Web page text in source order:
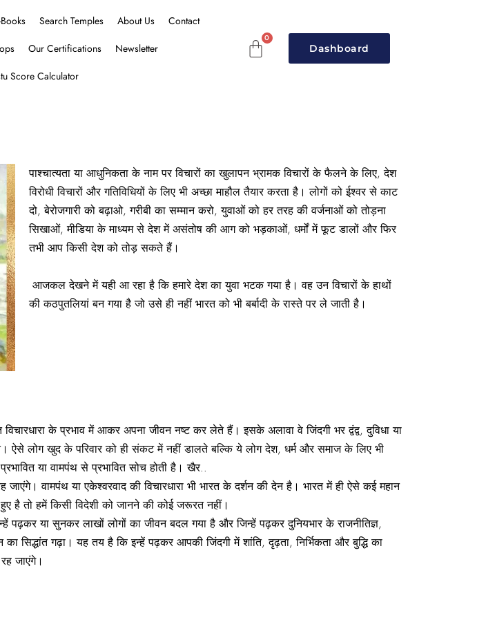
Search Temples About Us
Contact
Our Certifications
Newsletter
Score Calculator
Dashboard
पाश्चात्यता या आधुनिकता के नाम पर विचारों का खुलापन भ्रामक विचारों के फैलने के लिए, देश
विरोधी विचारों और गतिविधियों के लिए भी अच्छा माहौल तैयार करता है। लोगों को ईश्वर से काट
दो, बेरोजगारी को बढ़ाओ, गरीबी का सम्मान करो, युवाओं को हर तरह की वर्जनाओं को तोड़ना
सिखाओं, मीडिया के माध्यम से देश में असंतोष की आग को भड़काओं, धर्मों में फूट डालों और फिर
तभी आप किसी देश को तोड़ सकते हैं।
आजकल देखने में यही आ रहा है कि हमारे देश का युवा भटक गया है। वह उन विचारों के हाथों
की कठपुतलियां बन गया है जो उसे ही नहीं भारत को भी बर्बादी के रास्ते पर ले जाती है।
के प्रभाव में आकर अपना जीवन नष्ट कर लेते हैं। इसके अलावा वे जिंदगी भर द्वंद्व, दुविधा या
ऐसे लोग खुद के परिवार को ही संकट में नहीं डालते बल्कि ये लोग देश, धर्म और समाज के लिए भी
या वामपंथ से प्रभावित सोच होती है। खैर..
वामपंथ या एकेश्‍वरवाद की विचारधारा भी भारत के दर्शन की देन है। भारत में ही ऐसे कई महान
है तो हमें किसी विदेशी को जानने की कोई जरूरत नहीं।
पढ़कर या सुनकर लाखों लोगों का जीवन बदल गया है और जिन्हें पढ़कर दुनियभार के राजनीतिज्ञ,
सिद्धांत गढ़ा। यह तय है कि इन्हें पढ़कर आपकी जिंदगी में शांति, दृढ़ता, निर्भिकता और बुद्धि का
जाएंगे।